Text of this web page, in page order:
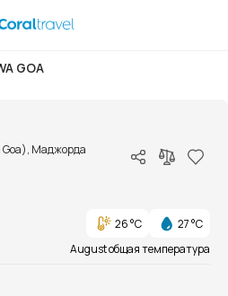
GOA
Маджорда
26 °C
27 °C
August общая температура